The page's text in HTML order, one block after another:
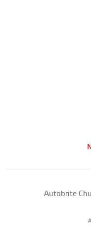
Autobrite